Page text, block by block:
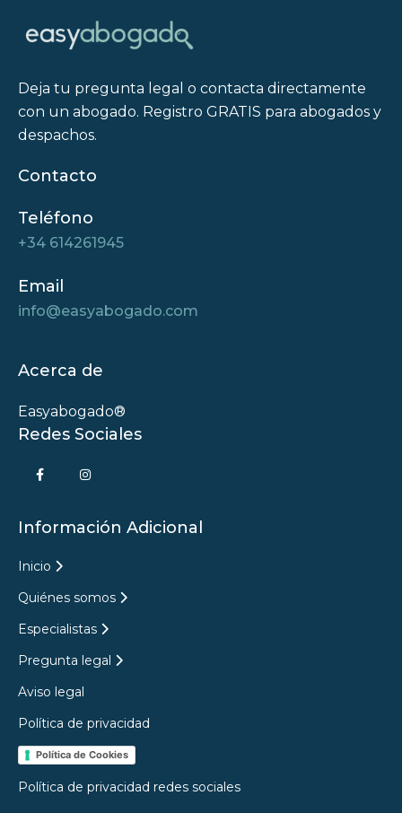
Deja tu pregunta legal o contacta directamente
con un abogado. Registro GRATIS para abogados y
despachos.
Contacto
Teléfono
+34 614261945
Email
info@easyabogado.com
Acerca de
Easyabogado®
Redes Sociales
Información Adicional
Inicio
Quiénes somos
Especialistas
Pregunta legal
Aviso legal
Política de privacidad
Política de Cookies
Política de privacidad redes sociales